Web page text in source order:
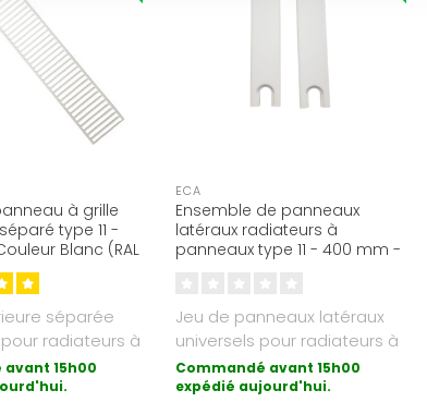
à grille
type 11 -
Blanc (RAL
séparée
radiateurs à
type 11...
15h00
ECA
Ensemble de panneaux
latéraux radiateurs à
panneaux type 11 - 400 mm -
Jeu de panneaux latéraux
universels pour radiateurs à
panneaux de type 11. Con..
Commandé avant 15h00
expédié aujourd'hui.